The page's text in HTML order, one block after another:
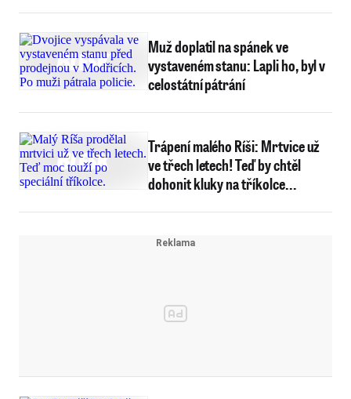
Muž doplatil na spánek ve
vystaveném stanu: Lapli ho, byl v
celostátní pátrání
Trápení malého Ríši: Mrtvice už
ve třech letech! Teď by chtěl
dohonit kluky na tříkolce...